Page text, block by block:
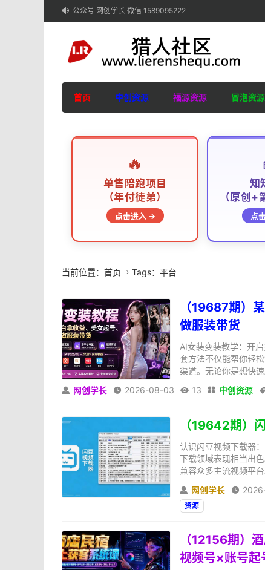
 公众号 网创学长 微信 1589095222
首页 中创资源 福源资源 冒泡资源
🔥
单售陪跑项目
（年付徒弟）
点击进入 →
知
（原创+
点
当前位置： 首页  Tags：平台
（19687期）
做服装带货
AI女装变装教学：开
套方法不仅能帮你轻
渠道。无论你是想快
 网创学长  2026-08-03  13  中创资源
（19642期）
认识闪豆视频下载器
下载领域表现相当出
兼容众多主流视频平
 网创学长 
资源
（12156期）
视频号×账号